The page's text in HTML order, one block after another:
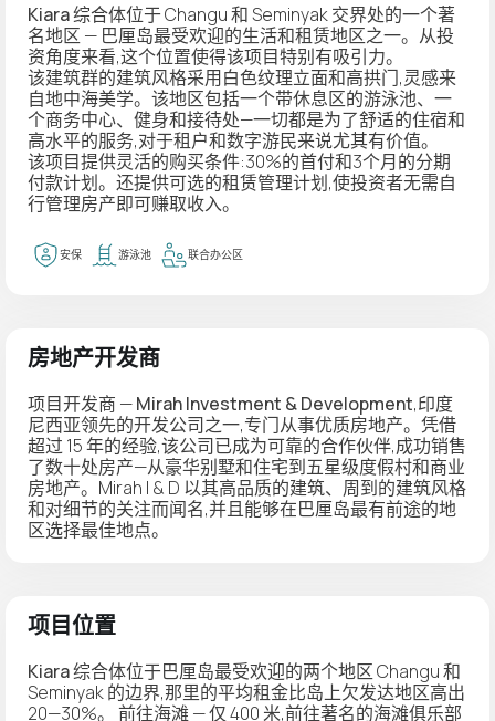
Kiara综合体位于 Changu 和 Seminyak 交界处的一个著
名地区 — 巴厘岛最受欢迎的生活和租赁地区之一。从投
资角度来看,这个位置使得该项目特别有吸引力。
该建筑群的建筑风格采用白色纹理立面和高拱门,灵感来
自地中海美学。该地区包括一个带休息区的游泳池、一
个商务中心、健身和接待处—一切都是为了舒适的住宿和
高水平的服务,对于租户和数字游民来说尤其有价值。
该项目提供灵活的购买条件:30%的首付和3个月的分期
付款计划。还提供可选的租赁管理计划,使投资者无需自
行管理房产即可赚取收入。
安保 游泳池 联合办公区
房地产开发商
项目开发商 —Mirah Investment & Development,印度
尼西亚领先的开发公司之一,专门从事优质房地产。凭借
超过 15 年的经验,该公司已成为可靠的合作伙伴,成功销售
了数十处房产—从豪华别墅和住宅到五星级度假村和商业
房地产。Mirah I & D 以其高品质的建筑、周到的建筑风格
和对细节的关注而闻名,并且能够在巴厘岛最有前途的地
区选择最佳地点。
项目位置
Kiara综合体位于巴厘岛最受欢迎的两个地区 Changu 和
Seminyak 的边界,那里的平均租金比岛上欠发达地区高出
20—30%。 前往海滩 — 仅 400 米,前往著名的海滩俱乐部